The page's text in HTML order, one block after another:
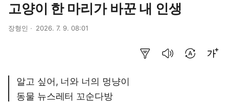
고양이 한 마리가 바꾼 내 인생
장형인 2026. 7. 9. 08:01
알고 싶어, 너와 너의 멍냥이
동물 뉴스레터 꼬순다방